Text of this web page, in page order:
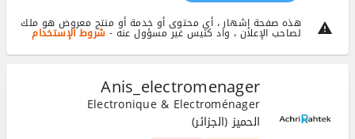
هذه صفحة إشهار ، أي محتوى أو خدمة أو منتج معروض هو ملك
لصاحب الإعلان ، واد كنيس غير مسؤول عنه - شروط الإستخدام
Anis_electromenager
Electronique & Electroménager
الحميز (الجزائر)